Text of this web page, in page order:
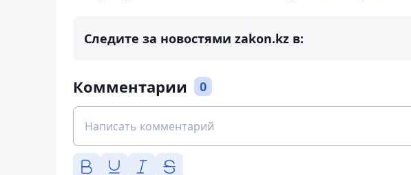
Следите за новостями zakon.kz в:
Комментарии 0